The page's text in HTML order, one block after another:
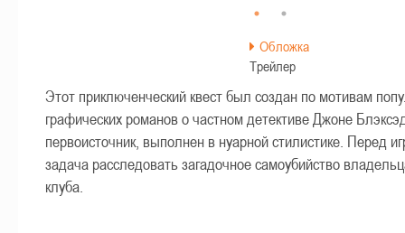
Обложка
Трейлер
Этот приключенческий квест был создан по мотивам
графических романов о частном детективе Джоне
первоисточник, выполнен в нуарной стилистике. Перед
задача расследовать загадочное самоубийство
клуба.